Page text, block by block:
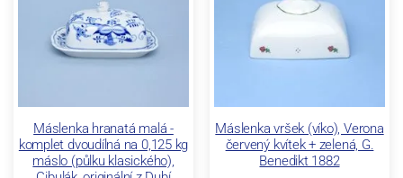
Máslenka hranatá malá -
komplet dvoudílná na 0,125 kg
máslo (půlku klasického),
Máslenka vršek (víko), Verona
červený kvítek + zelená, G.
Benedikt 1882